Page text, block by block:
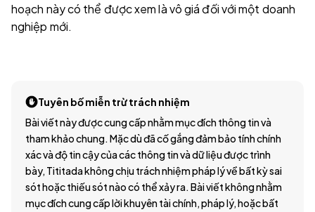
hoạch này có thể được xem là vô giá đối với một doanh
nghiệp mới.
Tuyên bố miễn trừ trách nhiệm
Bài viết này được cung cấp nhằm mục đích thông tin và
tham khảo chung. Mặc dù đã cố gắng đảm bảo tính chính
xác và độ tin cậy của các thông tin và dữ liệu được trình
bày, Tititada không chịu trách nhiệm pháp lý về bất kỳ sai
sót hoặc thiếu sót nào có thể xảy ra. Bài viết không nhằm
mục đích cung cấp lời khuyên tài chính, pháp lý, hoặc bất